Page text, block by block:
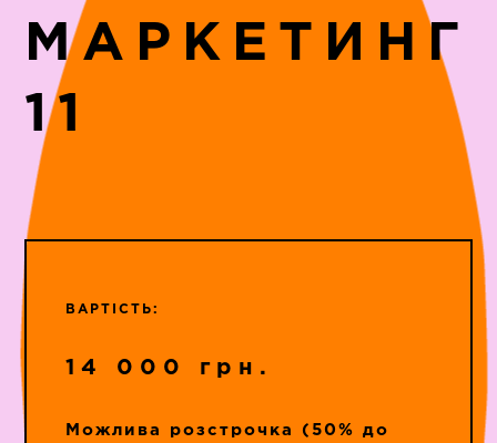
МАРКЕТИНГ
11
ВАРТІСТЬ:
14 000 грн.
​Можлива розстрочка (50% до